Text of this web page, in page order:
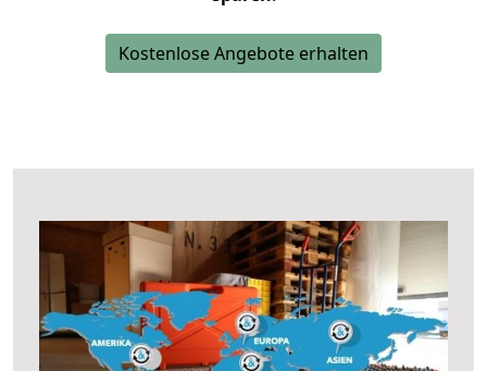
Kostenlose Angebote erhalten